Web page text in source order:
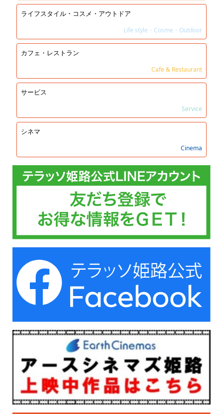
ライフスタイル・コスメ・アウトドア
Life style・Cosme・Outdoor
カフェ・レストラン
Cafe & Restaurant
サービス
Service
シネマ
Cinema